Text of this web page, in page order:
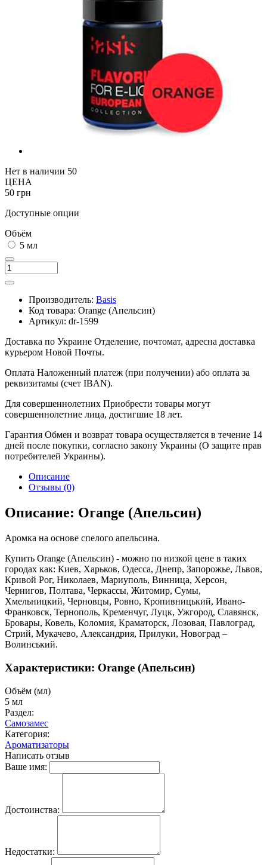
Нет в наличии 50
ЦЕНА
50 грн
Доступные опции
Объём
5 мл
Производитель: Basis
Код товара: Orange (Апельсин)
Артикул: dr-1599
Доставка по Украине Отделение, почтомат, адресна доставка
курьером Новой Почты.
Оплата Наложенный платеж (при получении) або оплата за
реквизитамы (счет IBAN).
Для совершеннолетних Приобрести товары могут
совершеннолетние лица, достигшие 18 лет.
Гарантия Обмен и возврат товара осуществляется в течение 14
дней после покупки, согласно закону Украины (О защите прав
потребителей Украины).
Описание
Отзывы (0)
Описание: Orange (Апельсин)
Аромка на основе спелого апельсина.
Купить Orange (Апельсин) - можно по низкой цене в таких
городах как: Киев, Харьков, Одесса, Днепр, Запорожье, Львов,
Кривой Рог, Николаев, Мариуполь, Винница, Херсон,
Чернигов, Полтава, Черкассы, Житомир, Сумы,
Хмельницкий, Черновцы, Ровно, Кропивницький, Ивано-
Франковск, Тернополь, Кременчуг, Луцк, Ужгород, Славянск,
Бровары, Ковель, Коломия, Краматорск, Лозовая, Павлоград,
Стрий, Мукачево, Александрия, Прилуки, Новоград –
Волинський.
Характеристики: Orange (Апельсин)
Объём (мл)
5 мл
Раздел:
Самозамес
Категория:
Ароматизаторы
Написать отзыв
Ваше имя:
Достоинства:
Недостатки: